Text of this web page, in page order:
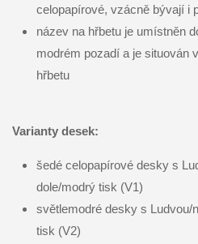
celopapírové, vzácně bývají i
název na hřbetu je umístněn
modrém pozadí a je situován
hřbetu
Varianty desek:
šedé celopapírové desky s
dole/modrý tisk (V1)
světlemodré desky s Ludvou/
tisk (V2)